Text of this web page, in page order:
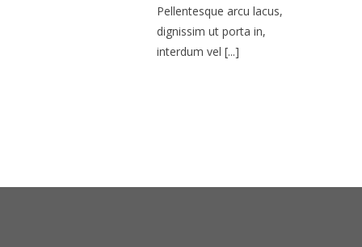
Pellentesque arcu lacus,
dignissim ut porta in,
interdum vel [...]